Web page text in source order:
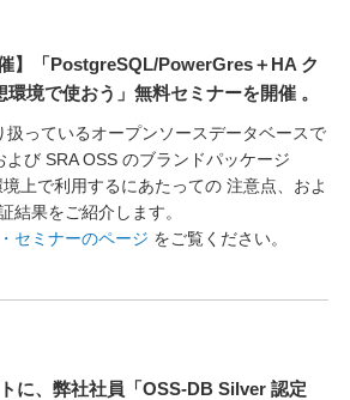
】「PostgreSQL/PowerGres＋HA ク
境で使おう」無料セミナーを開催 。
扱っているオープンソースデータベースで
び SRA OSS のブランドパッケージ
上で利用するにあたっての 注意点、およ
結果をご紹介します。
セミナーのページ をご覧ください。
に、弊社社員「OSS-DB Silver 認定